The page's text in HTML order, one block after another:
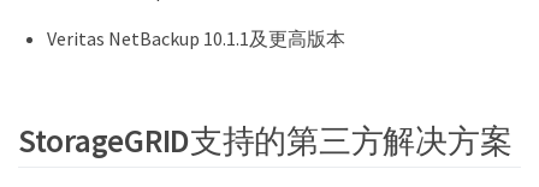
Veritas NetBackup 10.1.1及更高版本
StorageGRID支持的第三方解决方案